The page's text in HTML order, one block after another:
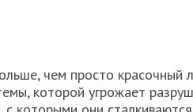
чем просто красочный
которой угрожает